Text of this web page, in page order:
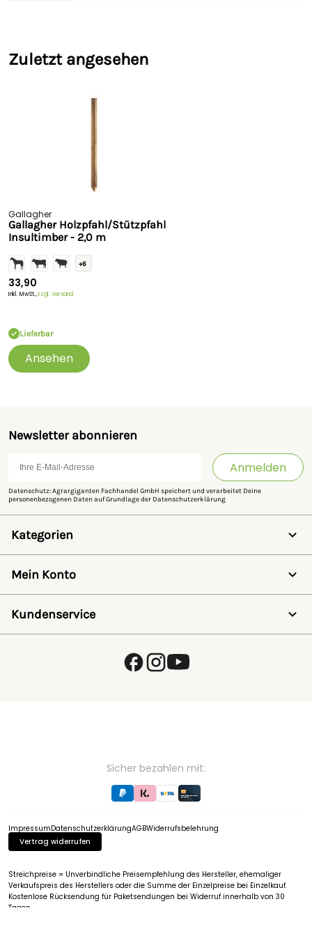
Zuletzt angesehen
Gallagher
Gallagher Holzpfahl/Stützpfahl
Insultimber - 2,0 m
+6
33,90
Inkl. MwSt.,zzgl. Versand
Lieferbar
Ansehen
Newsletter abonnieren
Anmelden
Datenschutz: Agrargiganten Fachhandel GmbH speichert und verarbeitet Deine
personenbezogenen Daten auf Grundlage der Datenschutzerklärung
Kategorien
Schermaschinen
Futter- & Tränkesysteme
Haus, Hof & Stall
SALE
Mein Konto
Registrieren
Wunschzettel
Passwort vergessen
Kundenservice
Kostenlose Fachberatung
Sicher bezahlen mit:
ImpressumDatenschutzerklärungAGBWiderrufsbelehrung
Vertrag widerrufen
Streichpreise = Unverbindliche Preisempfehlung des Hersteller, ehemaliger
Verkaufspreis des Herstellers oder die Summe der Einzelpreise bei Einzelkauf.
Kostenlose Rücksendung für Paketsendungen bei Widerruf innerhalb von 30
Tagen.